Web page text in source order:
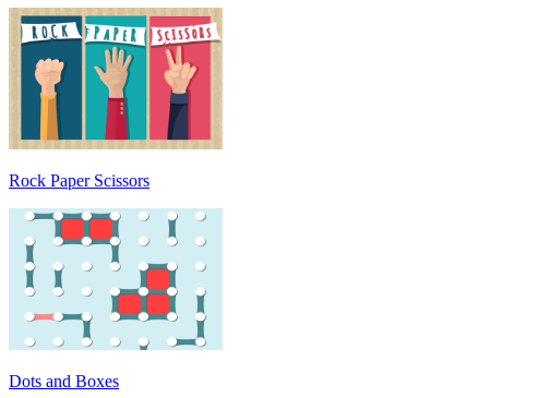
Rock Paper Scissors
Dots and Boxes